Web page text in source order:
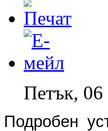
Петък,
Подробен